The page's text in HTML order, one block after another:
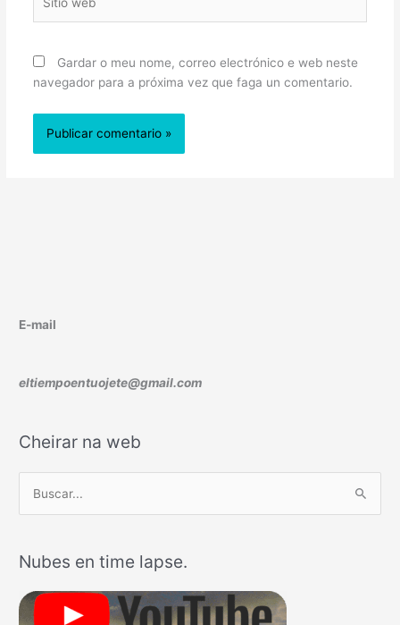
web
Gardar o meu nome, correo electrónico e web neste
navegador para a próxima vez que faga un comentario.
E-mail
eltiempoentuojete@gmail.com
Cheirar na web
c
a
Nubes en time lapse.